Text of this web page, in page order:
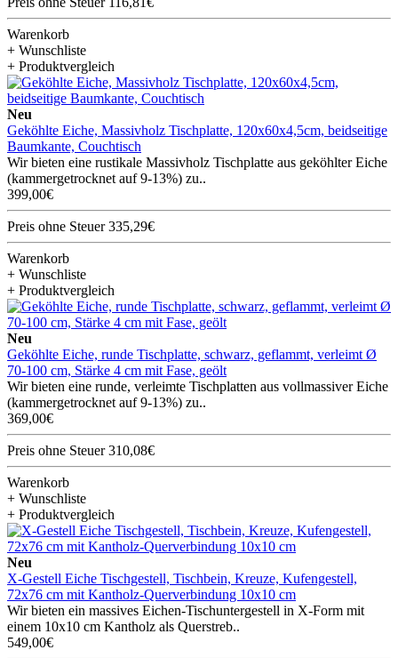
Warenkorb
+ Wunschliste
+ Produktvergleich
Neu
Geköhlte Eiche, Massivholz Tischplatte, 120x60x4,5cm, beidseitige
Baumkante, Couchtisch
Wir bieten eine rustikale Massivholz Tischplatte aus geköhlter Eiche
(kammergetrocknet auf 9-13%) zu..
399,00€
Preis ohne Steuer 335,29€
Warenkorb
+ Wunschliste
+ Produktvergleich
Neu
Geköhlte Eiche, runde Tischplatte, schwarz, geflammt, verleimt Ø
70-100 cm, Stärke 4 cm mit Fase, geölt
Wir bieten eine runde, verleimte Tischplatten aus vollmassiver Eiche
(kammergetrocknet auf 9-13%) zu..
369,00€
Preis ohne Steuer 310,08€
Warenkorb
+ Wunschliste
+ Produktvergleich
Neu
X-Gestell Eiche Tischgestell, Tischbein, Kreuze, Kufengestell,
72x76 cm mit Kantholz-Querverbindung 10x10 cm
Wir bieten ein massives Eichen-Tischuntergestell in X-Form mit
einem 10x10 cm Kantholz als Querstreb..
549,00€